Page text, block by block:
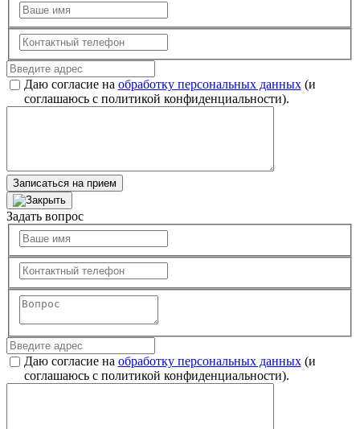
Даю согласие на обработку персональных данных(и
соглашаюсь с политикой конфиденциальности).
Записаться на прием
Задать вопрос
Даю согласие на обработку персональных данных(и
соглашаюсь с политикой конфиденциальности).